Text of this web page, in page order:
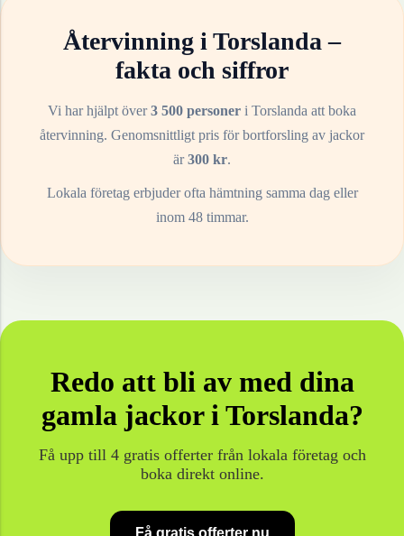
Återvinning iTorslanda–
fakta och siffror
Vi har hjälpt över3 500 personer i Torslanda att boka
återvinning. Genomsnittligt pris för bortforsling av jackor
är300 kr.
Lokala företag erbjuder ofta hämtning samma dag eller
inom 48 timmar.
Redo att bli av med dina
gamla jackoriTorslanda?
Få upp till 4 gratis offerter från lokala företag och
boka direkt online.